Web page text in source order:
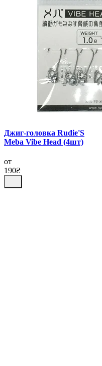
Джиг-головка Rudie'S
Meba Vibe Head (4шт)
от
190₴